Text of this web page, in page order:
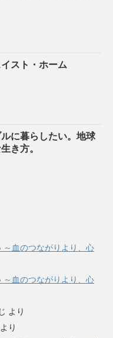
スト・ホーム
に暮らしたい。地球
き方。
血のつながりより、心
血のつながりより、心
より
より